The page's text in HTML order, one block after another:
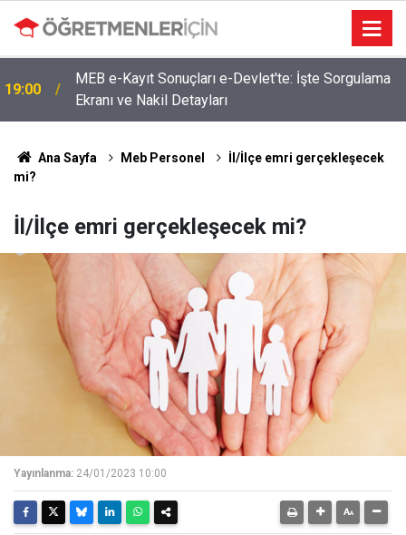
19:00
MEB e-Kayıt Sonuçları e-Devlet'te: İşte Sorgulama
Ekranı ve Nakil Detayları
Ana Sayfa Meb Personel
İl/İlçe emri gerçekleşecek
mi?
İl/İlçe emri gerçekleşecek mi?
Yayınlanma: 24/01/2023 10:00